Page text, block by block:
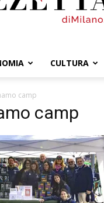
CULTURA
camp
camp